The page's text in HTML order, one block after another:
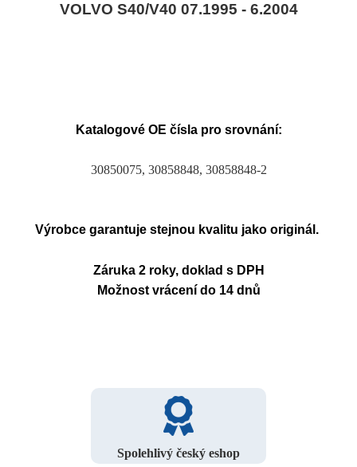
VOLVO S40/V40 07.1995 - 6.2004
Katalogové OE čísla pro srovnání:
30850075, 30858848, 30858848-2
Výrobce garantuje stejnou kvalitu jako originál.
Záruka 2 roky, doklad s DPH
Možnost vrácení do 14 dnů
Spolehlivý český eshop